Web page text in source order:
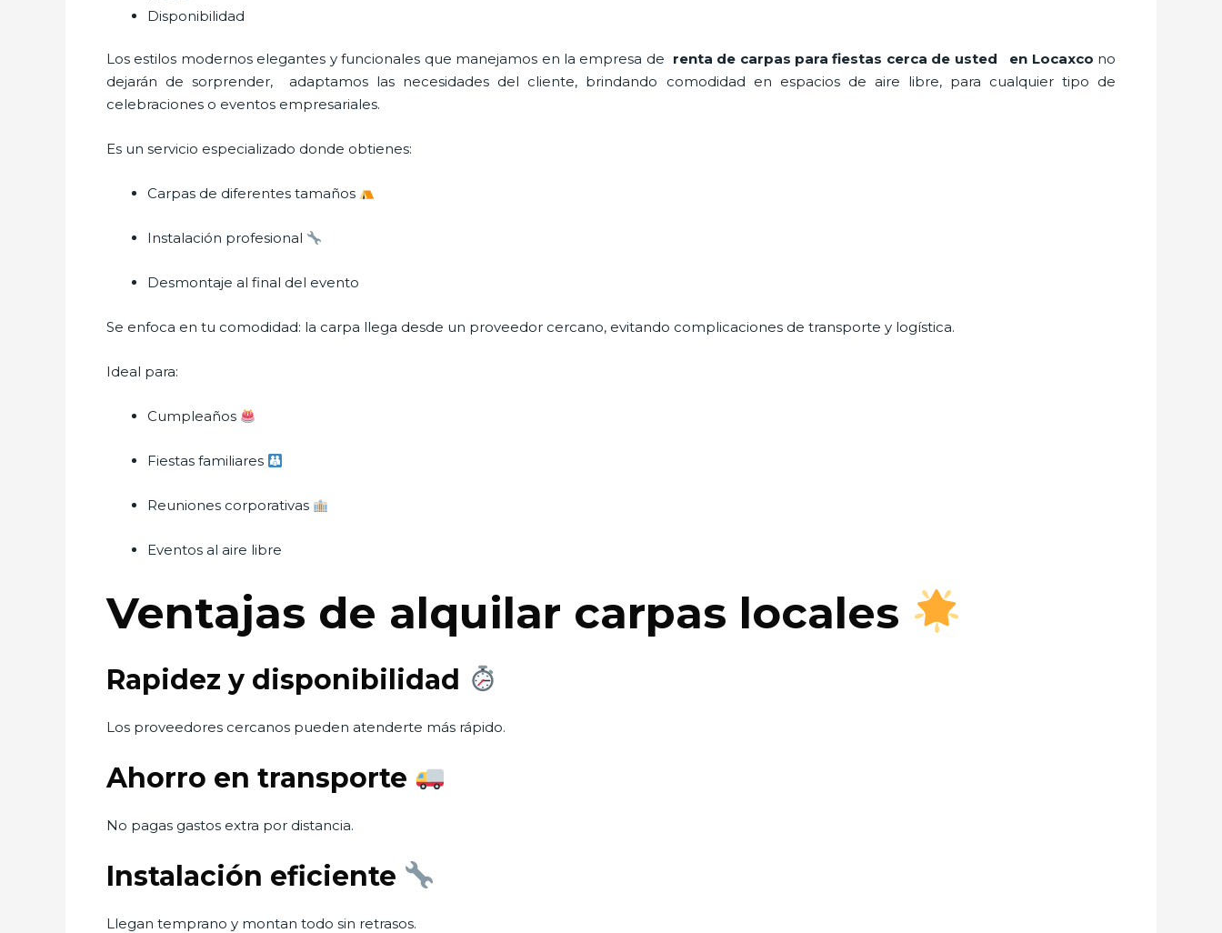
Disponibilidad
Los estilos modernos elegantes y funcionales que manejamos en la empresa de renta de carpas para fiestas cerca de usted en Locaxco no
dejarán de sorprender, adaptamos las necesidades del cliente, brindando comodidad en espacios de aire libre, para cualquier tipo de
celebraciones o eventos empresariales.
Es un servicio especializado donde obtienes:
Carpas de diferentes tamaños
Instalación profesional
Desmontaje al final del evento
Se enfoca en tu comodidad: la carpa llega desde un proveedor cercano, evitando complicaciones de transporte y logística.
Ideal para:
Cumpleaños
Fiestas familiares
Reuniones corporativas
Eventos al aire libre
Ventajas de alquilar carpas locales
Rapidez y disponibilidad
Los proveedores cercanos pueden atenderte más rápido.
Ahorro en transporte
No pagas gastos extra por distancia.
Instalación eficiente
Llegan temprano y montan todo sin retrasos.